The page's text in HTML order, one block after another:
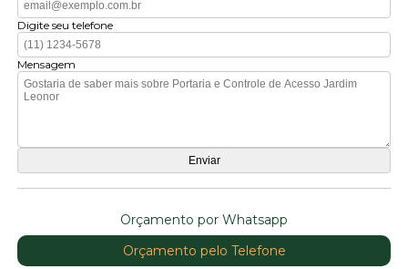
Digite seu telefone
Mensagem
Orçamento por Whatsapp
Orçamento pelo Telefone